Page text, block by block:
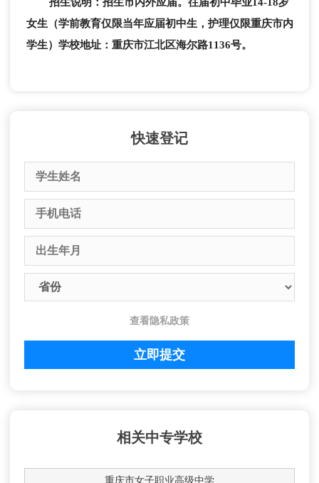
女生（学前教育仅限当年应届初中生，护理仅限重庆市内
学生） 学校地址：重庆市江北区海尔路1136号。
快速登记
查看隐私政策
相关中专学校
重庆市女子职业高级中学